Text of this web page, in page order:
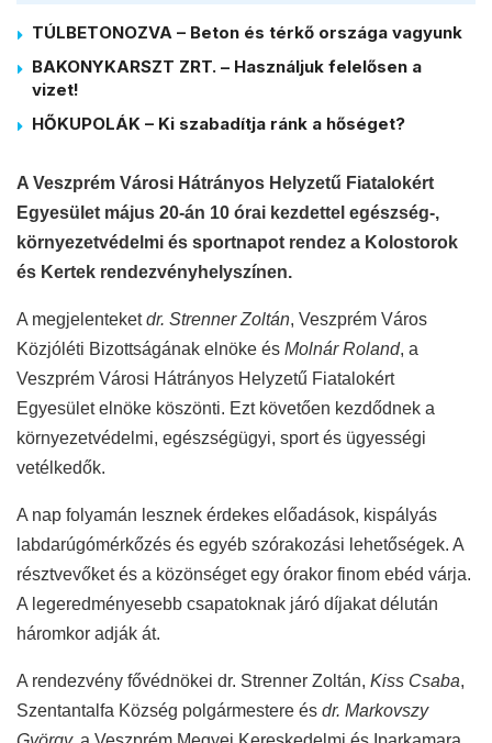
TÚLBETONOZVA – Beton és térkő országa vagyunk
BAKONYKARSZT ZRT. – Használjuk felelősen a
vizet!
HŐKUPOLÁK – Ki szabadítja ránk a hőséget?
A Veszprém Városi Hátrányos Helyzetű Fiatalokért
Egyesület május 20-án 10 órai kezdettel egészség-,
környezetvédelmi és sportnapot rendez a Kolostorok
és Kertek rendezvényhelyszínen.
A megjelenteketdr. Strenner Zoltán, Veszprém Város
Közjóléti Bizottságának elnöke és Molnár Roland, a
Veszprém Városi Hátrányos Helyzetű Fiatalokért
Egyesület elnöke köszönti. Ezt követően kezdődnek a
környezetvédelmi, egészségügyi, sport és ügyességi
vetélkedők.
A nap folyamán lesznek érdekes előadások, kispályás
labdarúgómérkőzés és egyéb szórakozási lehetőségek. A
résztvevőket és a közönséget egy órakor finom ebéd várja.
A legeredményesebb csapatoknak járó díjakat délután
háromkor adják át.
A rendezvény fővédnökei dr. Strenner Zoltán, Kiss Csaba,
Szentantalfa Község polgármestere és dr. Markovszy